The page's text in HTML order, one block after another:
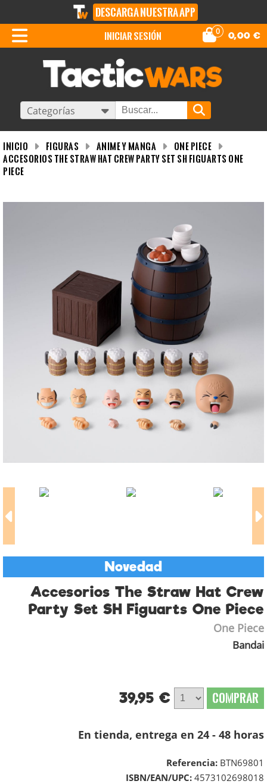
DESCARGA NUESTRA APP
0 0,00 €
iniciar sesión
Categorías
INICIO Figuras Anime y Manga
One Piece
Accesorios The Straw Hat Crew Party Set SH Figuarts One
Piece
Novedad
Accesorios The Straw Hat Crew
Party Set SH Figuarts One Piece
One Piece
Bandai
39,95 € COMPRAR
En tienda, entrega en 24 - 48 horas
Referencia: BTN69801
ISBN/EAN/UPC: 4573102698018